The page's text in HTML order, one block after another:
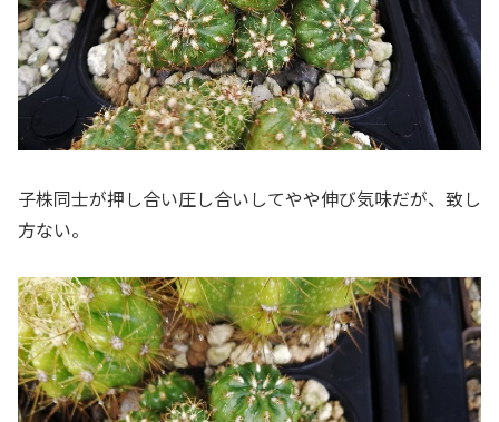
子株同士が押し合い圧し合いしてやや伸び気味だが、致し
方ない。